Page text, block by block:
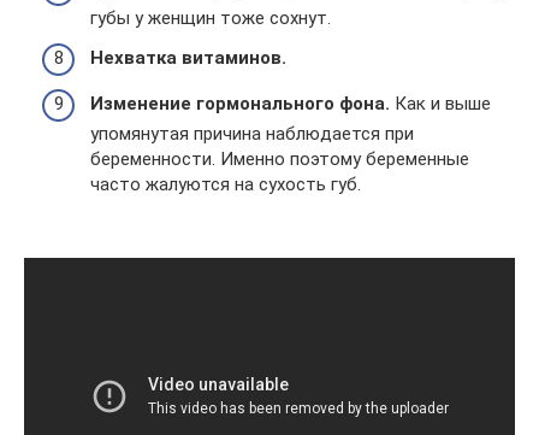
губы у женщин тоже сохнут.
Нехватка витаминов.
Изменение гормонального фона. Как и выше
упомянутая причина наблюдается при
беременности. Именно поэтому беременные
часто жалуются на сухость губ.